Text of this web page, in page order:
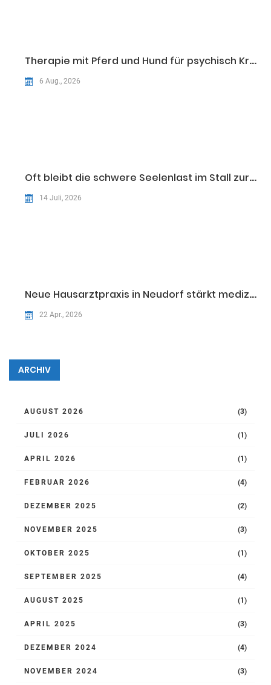
Therapie mit Pferd und Hund für psychisch Kranke
6 Aug., 2026
Oft bleibt die schwere Seelenlast im Stall zurück
14 Juli, 2026
Neue Hausarztpraxis in Neudorf stärkt medizinische Versorgung
22 Apr., 2026
ARCHIV
AUGUST 2026 (3)
JULI 2026 (1)
APRIL 2026 (1)
FEBRUAR 2026 (4)
DEZEMBER 2025 (2)
NOVEMBER 2025 (3)
OKTOBER 2025 (1)
SEPTEMBER 2025 (4)
AUGUST 2025 (1)
APRIL 2025 (3)
DEZEMBER 2024 (4)
NOVEMBER 2024 (3)